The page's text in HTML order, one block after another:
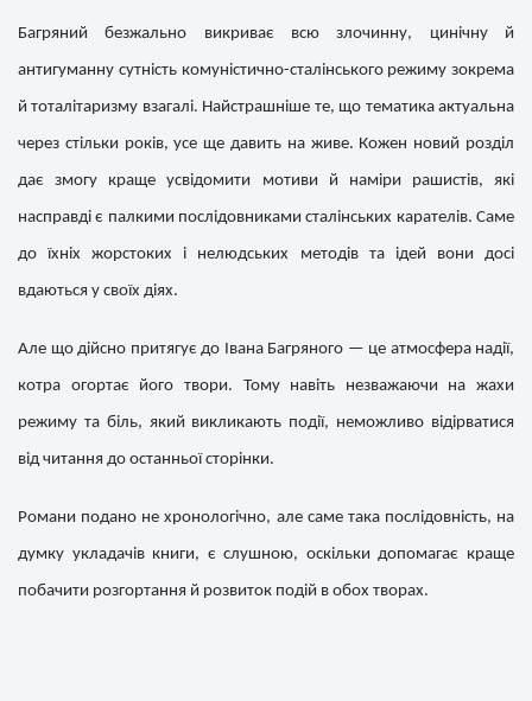
Багряний безжально викриває всю злочинну, цинічну й
антигуманну сутність комуністично-сталінського режиму зокрема
й тоталітаризму взагалі. Найстрашніше те, що тематика актуальна
через стільки років, усе ще давить на живе. Кожен новий розділ
дає змогу краще усвідомити мотиви й наміри рашистів, які
насправді є палкими послідовниками сталінських карателів. Саме
до їхніх жорстоких і нелюдських методів та ідей вони досі
вдаються у своїх діях.
Але що дійсно притягує до Івана Багряного — це атмосфера надії,
котра огортає його твори. Тому навіть незважаючи на жахи
режиму та біль, який викликають події, неможливо відірватися
від читання до останньої сторінки.
Романи подано не хронологічно, але саме така послідовність, на
думку укладачів книги, є слушною, оскільки допомагає краще
побачити розгортання й розвиток подій в обох творах.